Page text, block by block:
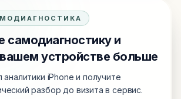
самодиагностику и
устройстве больше
аналитики iPhone и получите
разбор до визита в сервис.